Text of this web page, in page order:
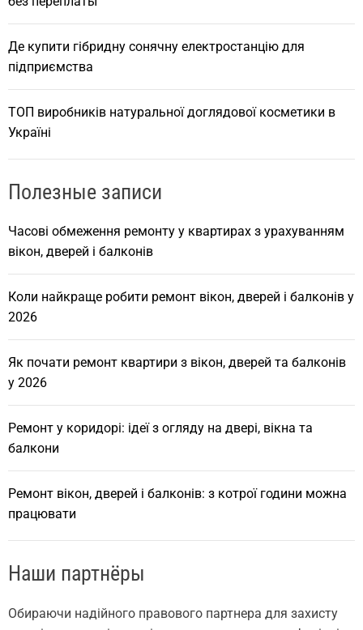
Де купити гібридну сонячну електростанцію для
підприємства
ТОП виробників натуральної доглядової косметики в
Україні
Полезные записи
Часові обмеження ремонту у квартирах з урахуванням
вікон, дверей і балконів
Коли найкраще робити ремонт вікон, дверей і балконів у
2026
Як почати ремонт квартири з вікон, дверей та балконів
у 2026
Ремонт у коридорі: ідеї з огляду на двері, вікна та
балкони
Ремонт вікон, дверей і балконів: з котрої години можна
працювати
Наши партнёры
Обираючи надійного правового партнера для захисту